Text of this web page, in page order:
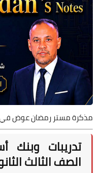
مذكرة مستر رمضان عوض في
الصف الثالث الثانوي